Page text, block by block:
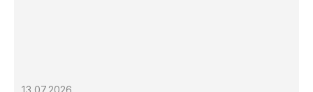
13.07.2026